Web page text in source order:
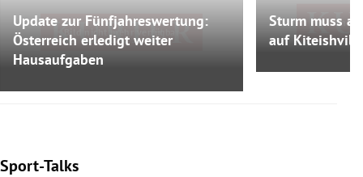
Bild nicht mehr verfügbar
Update zur Fünfjahreswertung:
Österreich erledigt weiter
Hausaufgaben
Bild
Sturm muss
auf Kiteishvili
Sport-Talks
Slide 1 von 6